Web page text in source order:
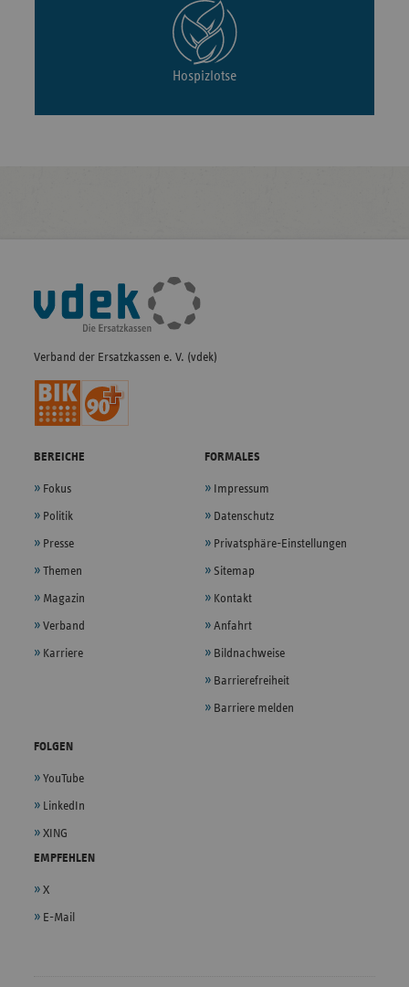
Hospizlotse
Fußleisten-
Navigation
Verband der Ersatzkassen e. V. (vdek)
BEREICHE
Fokus
Politik
Presse
Themen
Magazin
Verband
Karriere
FORMALES
Impressum
Datenschutz
Privatsphäre-Einstellungen
Sitemap
Kontakt
Anfahrt
Bildnachweise
Barrierefreiheit
Barriere melden
FOLGEN
YouTube
LinkedIn
XING
EMPFEHLEN
X
E-Mail